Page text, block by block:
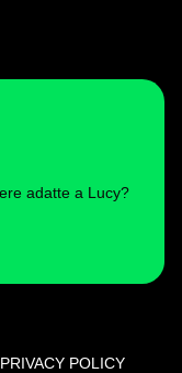
adatte a Lucy?
PRIVACY POLICY